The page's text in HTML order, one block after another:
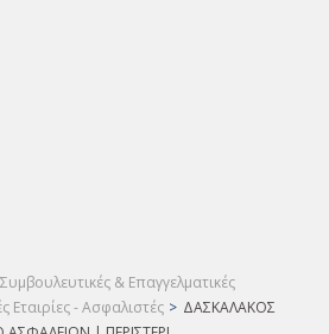
Συμβουλευτικές & Επαγγελματικές
Εταιρίες - Ασφαλιστές > ΔΑΣΚΑΛΑΚΟΣ